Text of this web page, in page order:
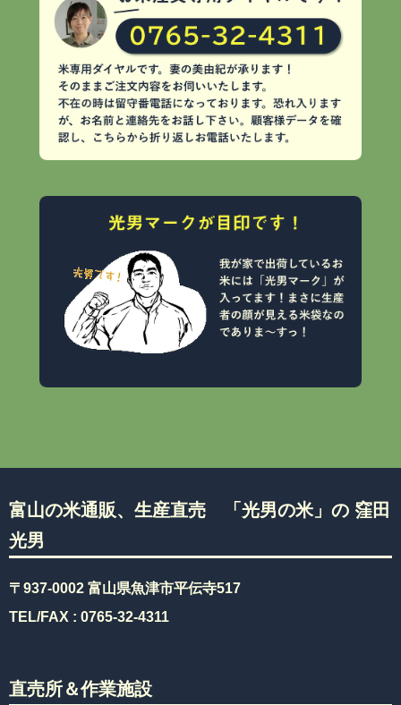
富山の米通販、生産直売 「光男の米」の 窪田
光男
〒937-0002 富山県魚津市平伝寺517
TEL/FAX : 0765-32-4311
直売所＆作業施設